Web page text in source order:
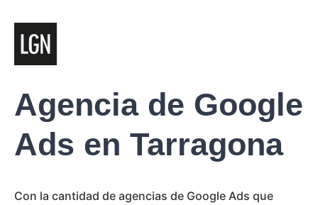
Agencia de Google
Ads en Tarragona
Con la cantidad de agencias de Google Ads que